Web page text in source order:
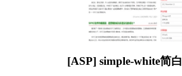
[ASP] simple-white简白